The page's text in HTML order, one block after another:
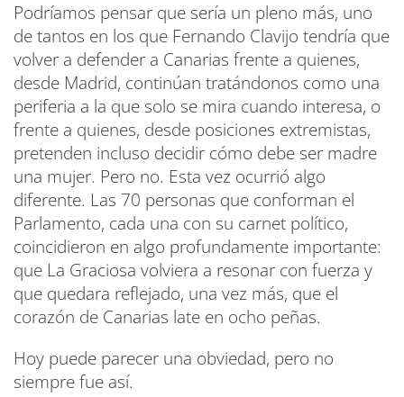
Podríamos pensar que sería un pleno más, uno
de tantos en los que Fernando Clavijo tendría que
volver a defender a Canarias frente a quienes,
desde Madrid, continúan tratándonos como una
periferia a la que solo se mira cuando interesa, o
frente a quienes, desde posiciones extremistas,
pretenden incluso decidir cómo debe ser madre
una mujer. Pero no. Esta vez ocurrió algo
diferente. Las 70 personas que conforman el
Parlamento, cada una con su carnet político,
coincidieron en algo profundamente importante:
que La Graciosa volviera a resonar con fuerza y
que quedara reflejado, una vez más, que el
corazón de Canarias late en ocho peñas.
Hoy puede parecer una obviedad, pero no
siempre fue así.